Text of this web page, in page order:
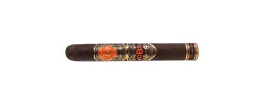
Länge: 15.2
mittelkräftig bis kräftig